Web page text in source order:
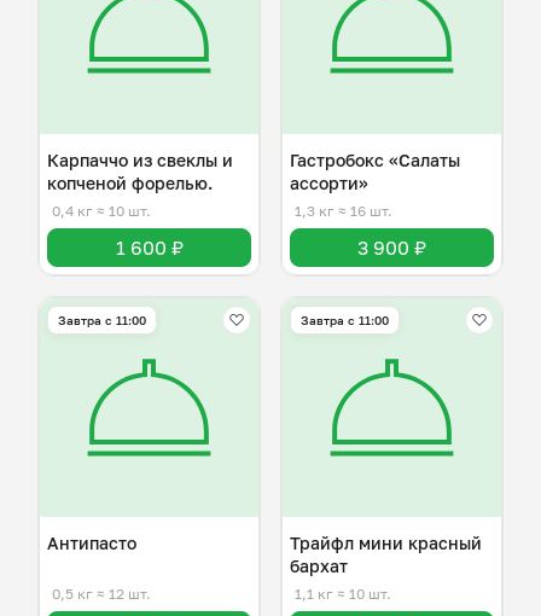
Карпаччо из свеклы и
копченой форелью.
0,4 кг ≈ 10 шт.
1 600 ₽
Гастробокс «Салаты
ассорти»
1,3 кг ≈ 16 шт.
3 900 ₽
Завтра c 11:00
Антипасто
0,5 кг ≈ 12 шт.
Завтра c 11:00
Трайфл мини красный
бархат
1,1 кг ≈ 10 шт.